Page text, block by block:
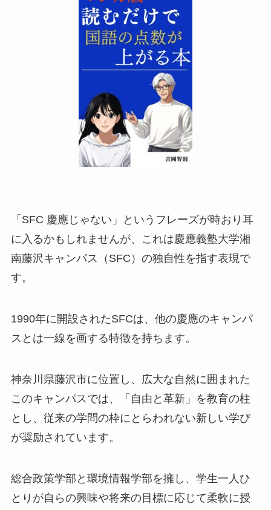
「SFC 慶應じゃない」というフレーズが時おり耳
に入るかもしれませんが、これは慶應義塾大学湘
南藤沢キャンパス（SFC）の独自性を指す表現で
す。
1990年に開設されたSFCは、他の慶應のキャンパ
スとは一線を画する特徴を持ちます。
神奈川県藤沢市に位置し、広大な自然に囲まれた
このキャンパスでは、「自由と革新」を教育の柱
とし、従来の学問の枠にとらわれない新しい学び
が奨励されています。
総合政策学部と環境情報学部を擁し、学生一人ひ
とりが自らの興味や将来の目標に応じて柔軟に授